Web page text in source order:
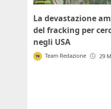
La devastazione
del fracking per
negli USA
Team Redazione 29